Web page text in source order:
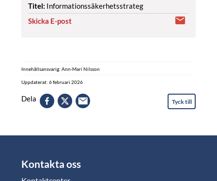
Titel: Informationssäkerhetsstrateg
Skicka E-post
Innehållsansvarig: Ann-Mari Nilsson
Uppdaterat: 6 februari 2026
Dela Tyck till
Kontakta oss